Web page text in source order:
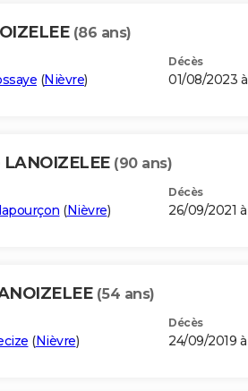
(86 ans)
(Nièvre)
Décès
01/08/2023 à
(90 ans)
(Nièvre)
Décès
26/09/2021 à
(54 ans)
(Nièvre)
Décès
24/09/2019 à